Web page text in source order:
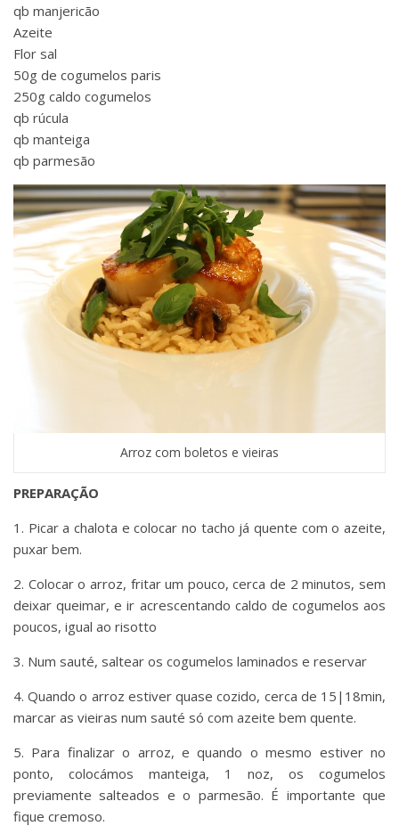
qb manjericão
Azeite
Flor sal
50g de cogumelos paris
250g caldo cogumelos
qb rúcula
qb manteiga
qb parmesão
Arroz com boletos e vieiras
PREPARAÇÃO
1. Picar a chalota e colocar no tacho já quente com o azeite,
puxar bem.
2. Colocar o arroz, fritar um pouco, cerca de 2 minutos, sem
deixar queimar, e ir acrescentando caldo de cogumelos aos
poucos, igual ao risotto
3. Num sauté, saltear os cogumelos laminados e reservar
4. Quando o arroz estiver quase cozido, cerca de 15|18min,
marcar as vieiras num sauté só com azeite bem quente.
5. Para finalizar o arroz, e quando o mesmo estiver no
ponto, colocámos manteiga, 1 noz, os cogumelos
previamente salteados e o parmesão. É importante que
fique cremoso.